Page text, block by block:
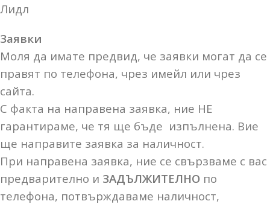
Лидл
Заявки
Моля да имате предвид, че заявки могат да се
правят по телефона, чрез имейл или чрез
сайта.
С факта на направена заявка, ние НЕ
гарантираме, че тя ще бъде изпълнена. Вие
ще направите заявка за наличност.
При направена заявка, ние се свързваме с вас
предварително и ЗАДЪЛЖИТЕЛНО по
телефона, потвърждаваме наличност,